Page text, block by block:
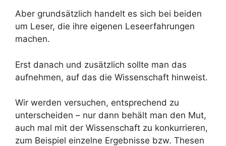
Aber grundsätzlich handelt es sich bei beiden
um Leser, die ihre eigenen Leseerfahrungen
machen.
Erst danach und zusätzlich sollte man das
aufnehmen, auf das die Wissenschaft hinweist.
Wir werden versuchen, entsprechend zu
unterscheiden – nur dann behält man den Mut,
auch mal mit der Wissenschaft zu konkurrieren,
zum Beispiel einzelne Ergebnisse bzw. Thesen